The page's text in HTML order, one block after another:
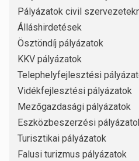
Pályázatok civil
Álláshirdetések
Ösztöndíj pályázatok
KKV pályázatok
Telephelyfejlesztési
Vidékfejlesztési pályázatok
Mezőgazdasági pályázatok
Eszközbeszerzési
Turisztikai pályázatok
Falusi turizmus pályázatok